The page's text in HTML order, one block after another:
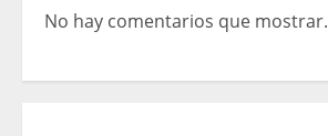
No hay comentarios que mostrar.